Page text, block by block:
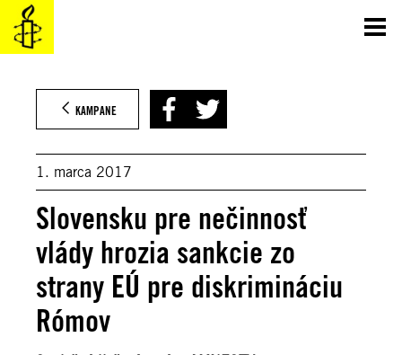
Prejsť
na
obsah
KAMPANE
1. marca 2017
Slovensku pre nečinnosť
vlády hrozia sankcie zo
strany EÚ pre diskrimináciu
Rómov